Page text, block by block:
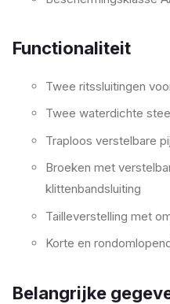
Functionaliteit
Twee ritssluitingen
Twee waterdichte
Traploos verstelbare
Broeken met
klittenbandsluiting
Tailleverstelling met
Korte en
Belangrijke